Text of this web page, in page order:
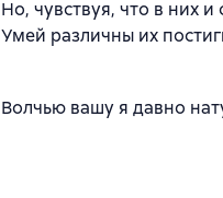
Но, чувствуя, что в них
Умей различны их
Волчью вашу я давно